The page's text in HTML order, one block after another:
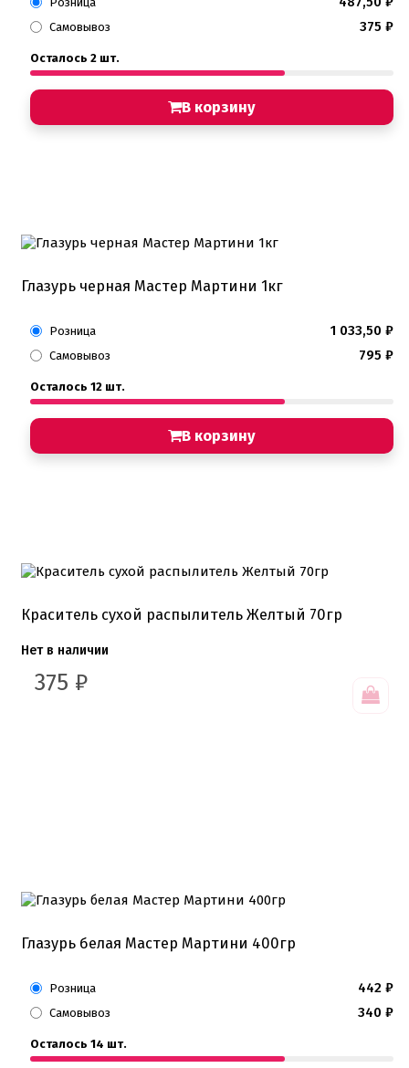
Самовывоз 375 ₽
Осталось 2 шт.
В корзину
Глазурь черная Мастер Мартини 1кг
Розница 1 033,50 ₽
Самовывоз 795 ₽
Осталось 12 шт.
В корзину
Краситель сухой распылитель Желтый 70гр
Нет в наличии
375 ₽
Глазурь белая Мастер Мартини 400гр
Розница 442 ₽
Самовывоз 340 ₽
Осталось 14 шт.